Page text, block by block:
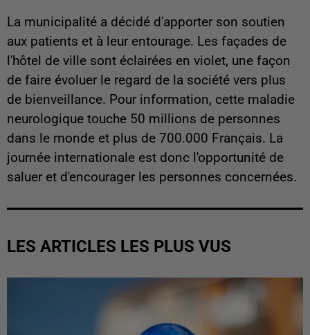
La municipalité a décidé d'apporter son soutien
aux patients et à leur entourage. Les façades de
l'hôtel de ville sont éclairées en violet, une façon
de faire évoluer le regard de la société vers plus
de bienveillance. Pour information, cette maladie
neurologique touche 50 millions de personnes
dans le monde et plus de 700.000 Français. La
journée internationale est donc l'opportunité de
saluer et d'encourager les personnes concernées.
LES ARTICLES LES PLUS VUS